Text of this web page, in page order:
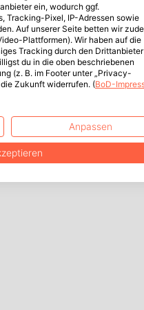
ein, wodurch ggf.
Tracking-Pixel, IP-Adressen sowie
Auf unserer Seite betten wir
Plattformen). Wir haben auf die
Tracking durch den Drittanbieter
du in die oben beschriebenen
(z. B. im Footer unter „Privacy-
Zukunft widerrufen. (BoD-
Anpassen